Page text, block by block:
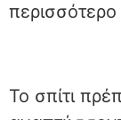
Το σπίτι